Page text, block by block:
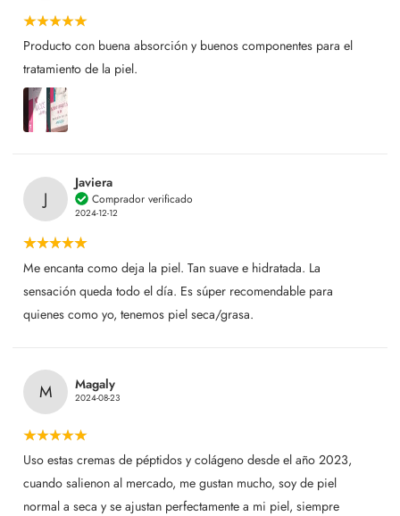
Producto con buena absorción y buenos componentes para el
tratamiento de la piel.
J
Javiera
Comprador verificado
2024-12-12
Me encanta como deja la piel. Tan suave e hidratada. La
sensación queda todo el día. Es súper recomendable para
quienes como yo, tenemos piel seca/grasa.
M Magaly
2024-08-23
Uso estas cremas de péptidos y colágeno desde el año 2023,
cuando salienon al mercado, me gustan mucho, soy de piel
normal a seca y se ajustan perfectamente a mi piel, siempre